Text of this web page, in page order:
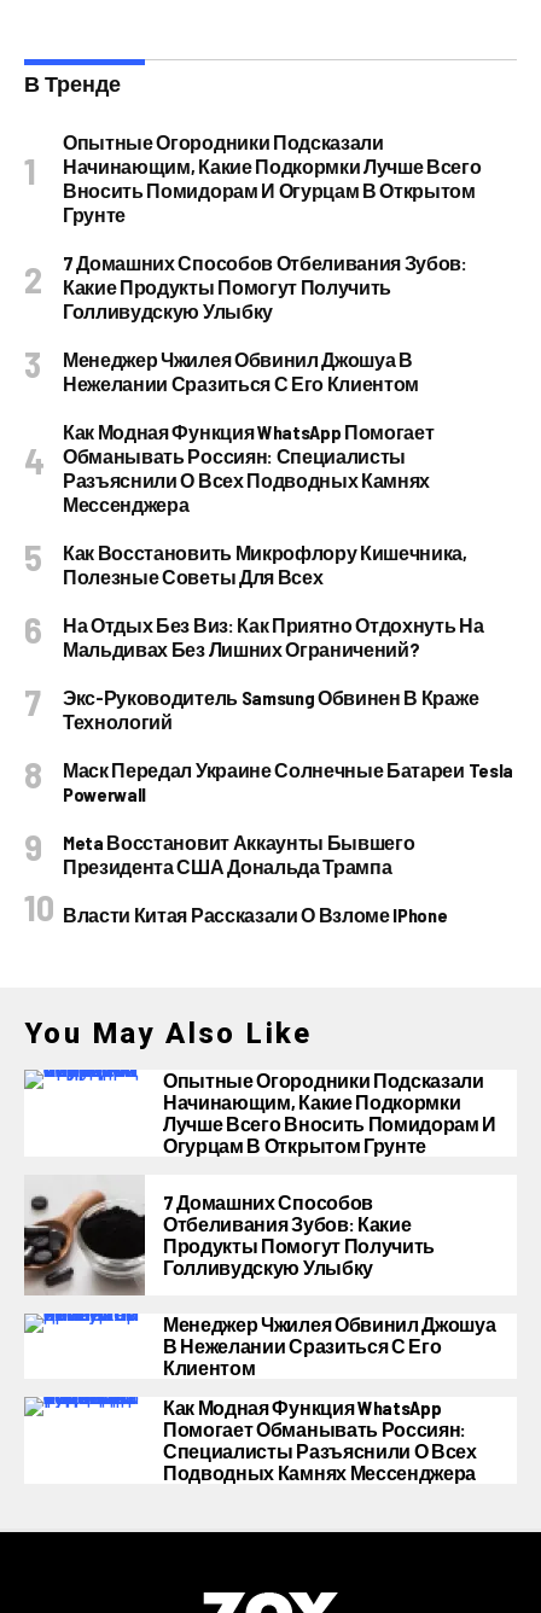
В Тренде
Опытные Огородники Подсказали
Начинающим, Какие Подкормки Лучше Всего
Вносить Помидорам И Огурцам В Открытом
Грунте
7 Домашних Способов Отбеливания Зубов:
Какие Продукты Помогут Получить
Голливудскую Улыбку
Менеджер Чжилея Обвинил Джошуа В
Нежелании Сразиться С Его Клиентом
Как Модная Функция WhatsApp Помогает
Обманывать Россиян: Специалисты
Разъяснили О Всех Подводных Камнях
Мессенджера
Как Восстановить Микрофлору Кишечника,
Полезные Советы Для Всех
На Отдых Без Виз: Как Приятно Отдохнуть На
Мальдивах Без Лишних Ограничений?
Экс-Руководитель Samsung Обвинен В Краже
Технологий
Маск Передал Украине Солнечные Батареи Tesla
Powerwall
Meta Восстановит Аккаунты Бывшего
Президента США Дональда Трампа
Власти Китая Рассказали О Взломе IPhone
You May Also Like
Опытные Огородники Подсказали
Начинающим, Какие Подкормки
Лучше Всего Вносить Помидорам И
Огурцам В Открытом Грунте
7 Домашних Способов
Отбеливания Зубов: Какие
Продукты Помогут Получить
Голливудскую Улыбку
Менеджер Чжилея Обвинил Джошуа
В Нежелании Сразиться С Его
Клиентом
Как Модная Функция WhatsApp
Помогает Обманывать Россиян:
Специалисты Разъяснили О Всех
Подводных Камнях Мессенджера